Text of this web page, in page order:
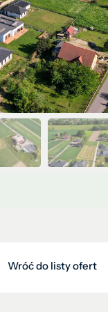
Wróć do listy ofert